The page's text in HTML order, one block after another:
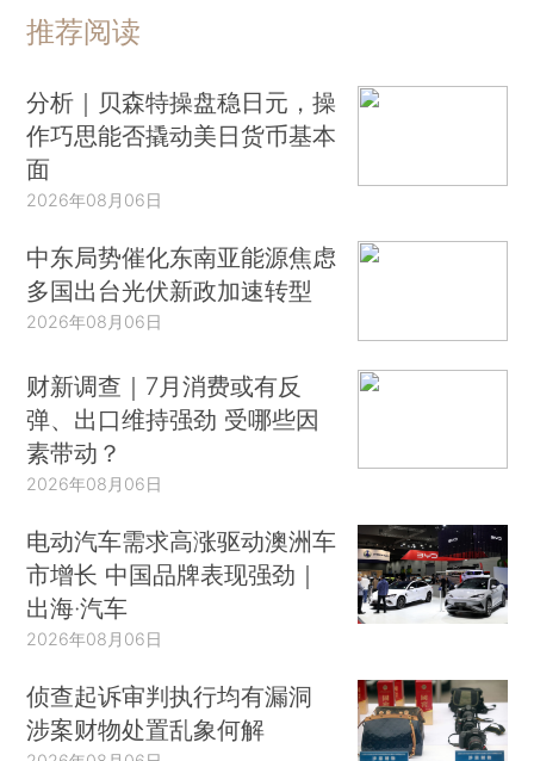
推荐阅读
分析｜贝森特操盘稳日元，操
作巧思能否撬动美日货币基本
面
2026年08月06日
中东局势催化东南亚能源焦虑
多国出台光伏新政加速转型
2026年08月06日
财新调查｜7月消费或有反
弹、出口维持强劲 受哪些因
素带动？
2026年08月06日
电动汽车需求高涨驱动澳洲车
市增长 中国品牌表现强劲｜
出海·汽车
2026年08月06日
侦查起诉审判执行均有漏洞
涉案财物处置乱象何解